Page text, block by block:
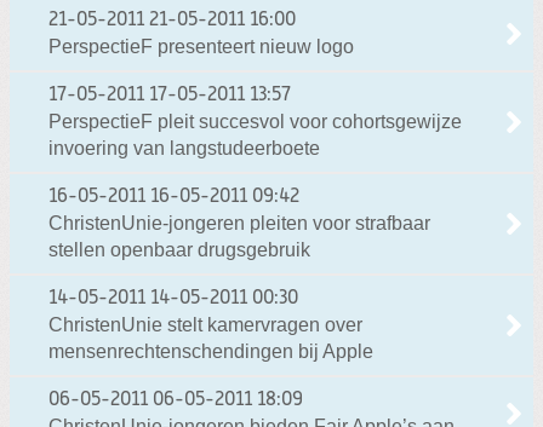
21-05-2011 21-05-2011 16:00
PerspectieF presenteert nieuw logo
17-05-2011 17-05-2011 13:57
PerspectieF pleit succesvol voor cohortsgewijze
invoering van langstudeerboete
16-05-2011 16-05-2011 09:42
ChristenUnie-jongeren pleiten voor strafbaar
stellen openbaar drugsgebruik
14-05-2011 14-05-2011 00:30
ChristenUnie stelt kamervragen over
mensenrechtenschendingen bij Apple
06-05-2011 06-05-2011 18:09